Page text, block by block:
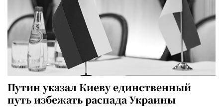
Путин указал Киеву единственный
путь избежать распада Украины